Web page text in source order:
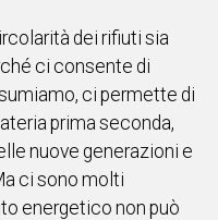
dei rifiuti sia
ci consente di
ci permette di
prima seconda,
nuove generazioni e
ci sono molti
energetico non può